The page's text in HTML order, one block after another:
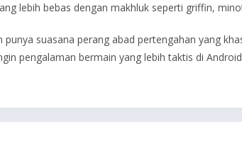
lebih bebas dengan makhluk seperti griffin,
suasana perang abad pertengahan yang
pengalaman bermain yang lebih taktis di